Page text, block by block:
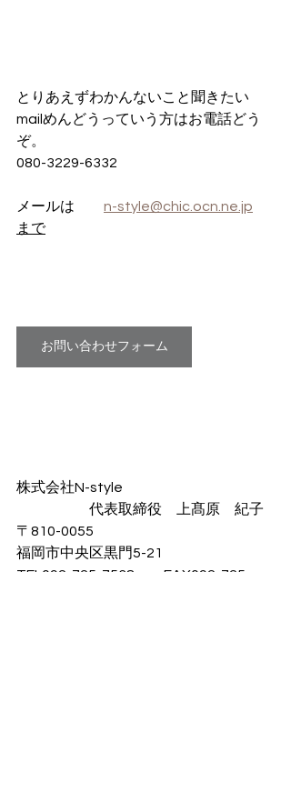
とりあえずわかんないこと聞きたい
mailめんどうっていう方はお電話どう
ぞ。
080-3229-6332
メールは n-style@chic.ocn.ne.jp
まで
お問い合わせフォーム
株式会社N-style
代表取締役　上髙原　紀子
〒810-0055
福岡市中央区黒門5-21
TEL092-725-7538　　FAX092-725-